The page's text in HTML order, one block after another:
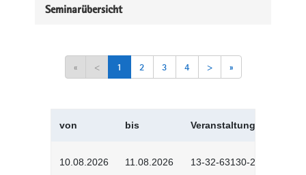
Seminarübersicht
« < 1 2 3 4 > »
von bis Veranstaltungskürzel
10.08.2026 11.08.2026 13-32-63130-2601